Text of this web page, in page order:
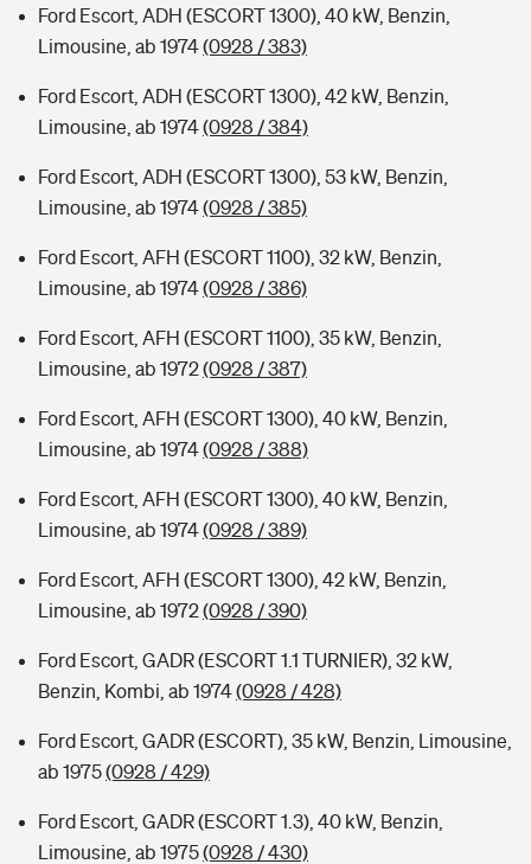
Ford Escort, ADH (ESCORT 1300), 40 kW, Benzin,
Limousine, ab 1974(0928 / 383)
Ford Escort, ADH (ESCORT 1300), 42 kW, Benzin,
Limousine, ab 1974(0928 / 384)
Ford Escort, ADH (ESCORT 1300), 53 kW, Benzin,
Limousine, ab 1974(0928 / 385)
Ford Escort, AFH (ESCORT 1100), 32 kW, Benzin,
Limousine, ab 1974(0928 / 386)
Ford Escort, AFH (ESCORT 1100), 35 kW, Benzin,
Limousine, ab 1972(0928 / 387)
Ford Escort, AFH (ESCORT 1300), 40 kW, Benzin,
Limousine, ab 1974(0928 / 388)
Ford Escort, AFH (ESCORT 1300), 40 kW, Benzin,
Limousine, ab 1974(0928 / 389)
Ford Escort, AFH (ESCORT 1300), 42 kW, Benzin,
Limousine, ab 1972(0928 / 390)
Ford Escort, GADR (ESCORT 1.1 TURNIER), 32 kW,
Benzin, Kombi, ab 1974(0928 / 428)
Ford Escort, GADR (ESCORT), 35 kW, Benzin, Limousine,
ab 1975(0928 / 429)
Ford Escort, GADR (ESCORT 1.3), 40 kW, Benzin,
Limousine, ab 1975(0928 / 430)